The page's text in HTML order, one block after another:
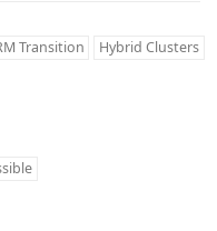
Transition
Hybrid Clusters